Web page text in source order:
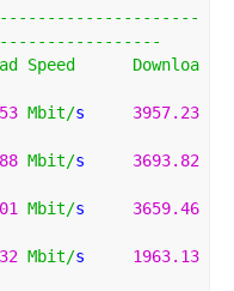
Speed
Downloa
Mbit/s 3957.23
Mbit/s 3693.82
Mbit/s 3659.46
Mbit/s 1963.13